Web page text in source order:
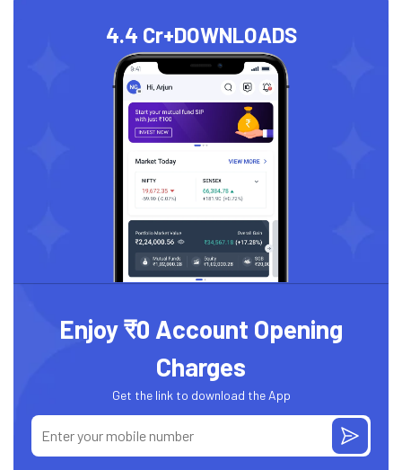
4.4 Cr+DOWNLOADS
Enjoy ₹0 Account Opening
Charges
Get the link to download the App